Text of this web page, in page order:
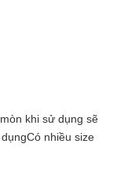
khi sử dụng sẽ
nhiều size